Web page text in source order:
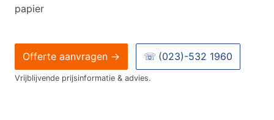
papier
Offerte aanvragen → ☏ (023)-532 1960
Vrijblijvende prijsinformatie & advies.